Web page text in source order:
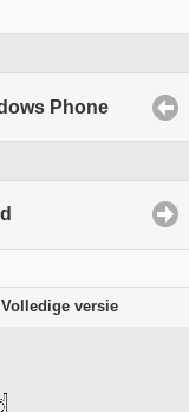
Phone
Volledige versie